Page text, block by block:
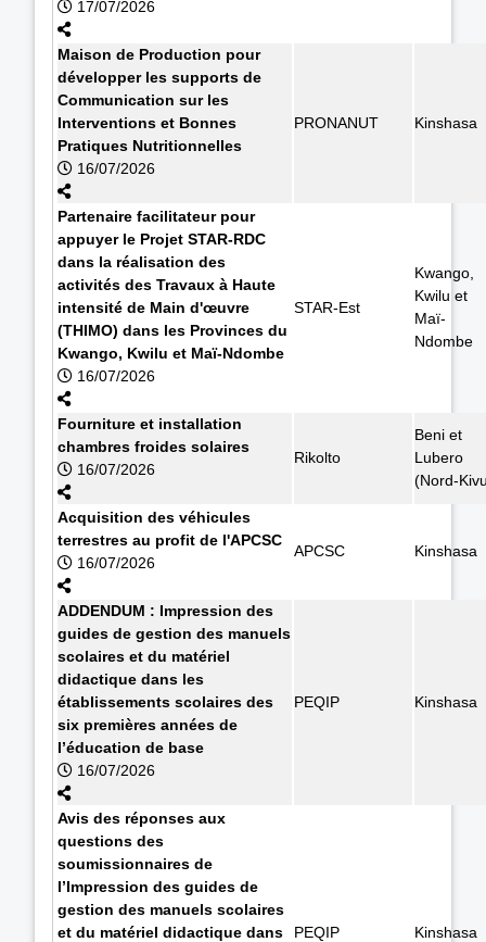
17/07/2026
Maison de Production pour
développer les supports de
Communication sur les
Interventions et Bonnes
Pratiques Nutritionnelles
16/07/2026
PRONANUT Kinshasa
Partenaire facilitateur pour
appuyer le Projet STAR-RDC
dans la réalisation des
activités des Travaux à Haute
intensité de Main d'œuvre
(THIMO) dans les Provinces du
Kwango, Kwilu et Maï-Ndombe
16/07/2026
STAR-Est
Kwango,
Kwilu et
Maï-
Ndombe
Fourniture et installation
chambres froides solaires
16/07/2026
Rikolto
Beni et
Lubero
(Nord-
Acquisition des véhicules
terrestres au profit de l'APCSC
16/07/2026
APCSC Kinshasa
ADDENDUM : Impression des
guides de gestion des manuels
scolaires et du matériel
didactique dans les
établissements scolaires des
six premières années de
l’éducation de base
16/07/2026
PEQIP Kinshasa
Avis des réponses aux
questions des
soumissionnaires de
l’Impression des guides de
gestion des manuels scolaires
et du matériel didactique dans
PEQIP Kinshasa